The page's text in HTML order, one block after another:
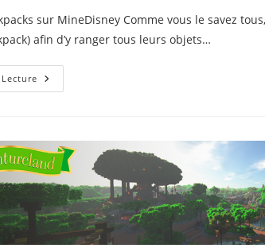
publication :
sur MineDisney Comme vous le savez
afin d’y ranger tous leurs objets…
Sortie
Des